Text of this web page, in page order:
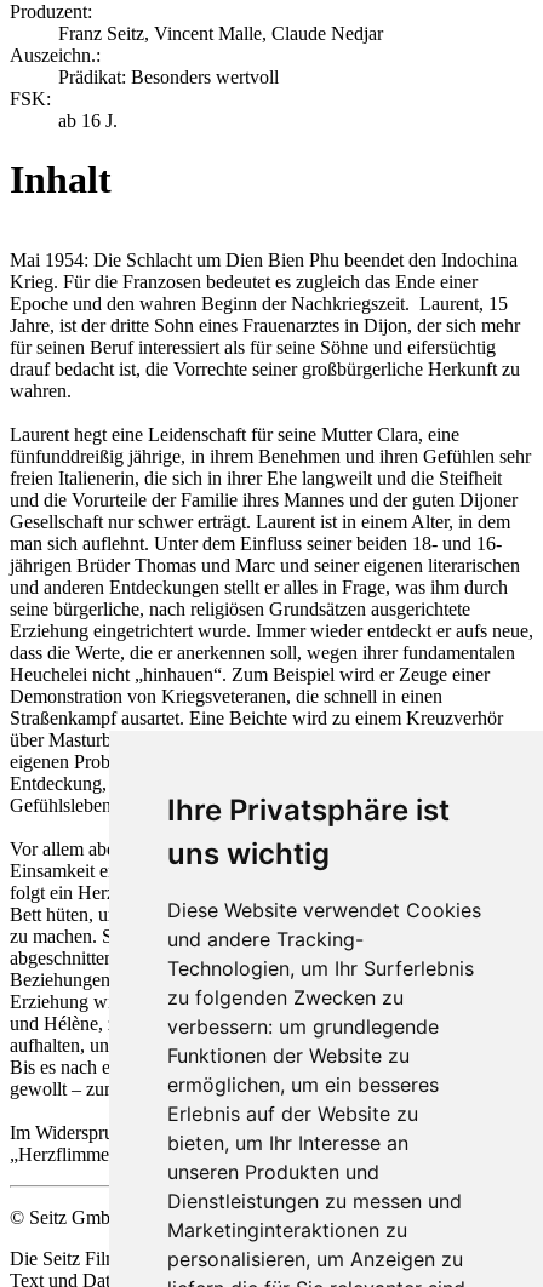
Ihre Privatsphäre ist
uns wichtig
Diese Website verwendet Cookies
und andere Tracking-
Technologien, um Ihr Surferlebnis
zu folgenden Zwecken zu
verbessern: um grundlegende
Funktionen der Website zu
ermöglichen, um ein besseres
Erlebnis auf der Website zu
bieten, um Ihr Interesse an
unseren Produkten und
Dienstleistungen zu messen und
Marketinginteraktionen zu
personalisieren, um Anzeigen zu
Produzent:
Franz Seitz, Vincent Malle, Claude Nedjar
Auszeichn.:
Prädikat: Besonders wertvoll
FSK:
ab 16 J.
Inhalt
Mai 1954: Die Schlacht um Dien Bien Phu beendet den Indochina
Krieg. Für die Franzosen bedeutet es zugleich das Ende einer
Epoche und den wahren Beginn der Nachkriegszeit. Laurent, 15
Jahre, ist der dritte Sohn eines Frauenarztes in Dijon, der sich mehr
für seinen Beruf interessiert als für seine Söhne und eifersüchtig
drauf bedacht ist, die Vorrechte seiner großbürgerliche Herkunft zu
wahren.
Laurent hegt eine Leidenschaft für seine Mutter Clara, eine
fünfunddreißig jährige, in ihrem Benehmen und ihren Gefühlen sehr
freien Italienerin, die sich in ihrer Ehe langweilt und die Steifheit
und die Vorurteile der Familie ihres Mannes und der guten Dijoner
Gesellschaft nur schwer erträgt. Laurent ist in einem Alter, in dem
man sich auflehnt. Unter dem Einfluss seiner beiden 18- und 16-
jährigen Brüder Thomas und Marc und seiner eigenen literarischen
und anderen Entdeckungen stellt er alles in Frage, was ihm durch
seine bürgerliche, nach religiösen Grundsätzen ausgerichtete
Erziehung eingetrichtert wurde. Immer wieder entdeckt er aufs neue,
dass die Werte, die er anerkennen soll, wegen ihrer fundamentalen
Heuchelei nicht „hinhauen“. Zum Beispiel wird er Zeuge einer
Demonstration von Kriegsveteranen, die schnell in einen
Straßenkampf ausartet. Eine Beichte wird zu einem Kreuzverhör
über Masturbation, wobei der Priester ganz offensichtlich seine
eigenen Probleme damit hat. Schlimmer noch ist Laurents
Entdeckung, dass seine Mutter einen Liebhaber hat: sein ganzes
Gefühlsleben gerät dadurch in Aufruhr.
Vor allem aber ist er in jenem Alter, in dem man seine eigene
Einsamkeit entdeckt und analysiert. Auf eine Scharlach-Erkrankung
folgt ein Herzleiden. Laurent muss die Schule verlassen und das
Bett hüten, um anschließend eine Kur in einem kleinen Thermalbad
zu machen. Seine Mutter begleitet ihn. Von ihrem Milieu
abgeschnitten und sich selbst überlassen, vertiefen sich die
Beziehungen, die sie miteinander verbinden. Laurents seelische
Erziehung wird fortgesetzt durch seine Bekanntschaft mit Daphne
und Hélène, zwei junge Mädchen, die sich ebenfalls hier zur Kur
aufhalten, und durch den Bruch seiner Mutter mit ihrem Liebhaber.
Bis es nach einem Ball am Nationalfeiertag – mehr zufällig als
gewollt – zum Inzest zwischen Laurent und seiner Mutter kommt...
Im Widerspruch zu dem, was der Inhalt andeuten könnte, ist
„Herzflimmern“ eine Komödie.
© Seitz GmbH Filmproduktion
Die Seitz Film Produktion behält sich die Nutzung Ihrer Werke zu
Text und Data Mining, alsio der automatisierten Analyse im Sinne